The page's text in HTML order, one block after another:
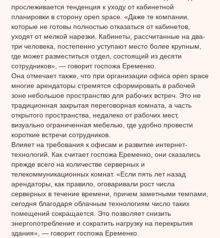
прослеживается тенденция к уходу от кабинетной
планировки в сторону open space. «Даже те компании,
которые не готовы полностью отказаться от кабинетов,
уходят от мелкой нарезки. Кабинеты, рассчитанные на два-
три человека, постепенно уступают место более крупным,
где может разместиться отдел, состоящий из десяти
сотрудников», — говорит госпожа Еременко.
Она отмечает также, что при организации офиса open space
многие арендаторы стремятся сформировать в рабочей
зоне небольшое пространство для рабочих встреч. Это не
традиционная закрытая переговорная комната, а часть
открытого пространства, недалеко от рабочих мест,
визуально ограниченная мебелью, где удобно провести
короткие встречи сотрудников.
Влияет на требования к офисам и развитие интернет-
технологий. Как считает госпожа Еременко, они сказались
прежде всего на количестве серверных и
телекоммуникационных комнат. «Если пять лет назад
арендаторы, как правило, оговаривали рост числа
серверных в течение времени, причем заметными темпами,
сегодня благодаря облачным технологиям число таких
помещений сокращается. Это позволяет снизить
энергопотребление и сократить нагрузку на перекрытия
здания», — говорит госпожа Еременко.